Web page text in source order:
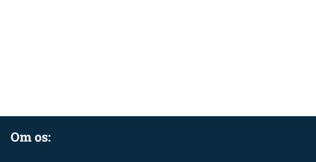
Om os: